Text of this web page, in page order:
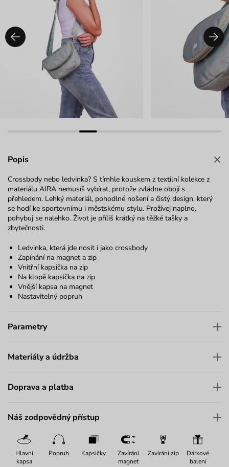
Popis
Crossbody nebo ledvinka? S tímhle kouskem z textilní kolekce z
materiálu AIRA nemusíš vybírat, protože zvládne obojí s
přehledem. Lehký materiál, pohodlné nošení a čistý design, který
se hodí ke sportovnímu i městskému stylu. Prožívej naplno,
pohybuj se nalehko. Život je příliš krátký na těžké tašky a
zbytečnosti.
Ledvinka, která jde nosit i jako crossbody
Zapínání na magnet a zip
Vnitřní kapsička na zip
Na klopě kapsička na zip
Vnější kapsa na magnet
Nastavitelný popruh
Parametry
Materiály a údržba
Doprava a platba
Náš zodpovědný přístup
Hlavní
kapsa
Popruh Kapsičky
Zavírání
magnet
Zavírání zip
Dárkové
balení